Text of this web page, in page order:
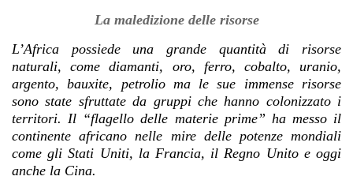
La maledizione delle risorse
L’Africa possiede una grande quantità di risorse
naturali, come diamanti, oro, ferro, cobalto, uranio,
argento, bauxite, petrolio ma le sue immense risorse
sono state sfruttate da gruppi che hanno colonizzato i
territori. Il “flagello delle materie prime” ha messo il
continente africano nelle mire delle potenze mondiali
come gli Stati Uniti, la Francia, il Regno Unito e oggi
anche la Cina.